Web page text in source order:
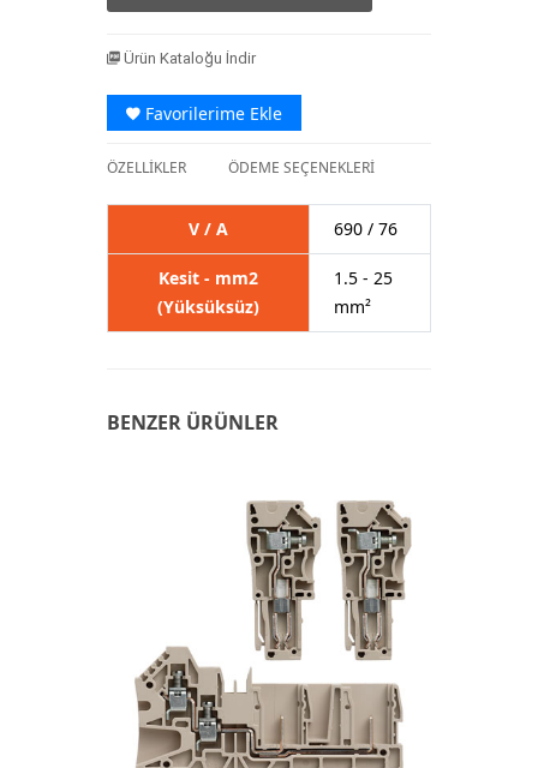
Ürün Kataloğu İndir
Favorilerime Ekle
ÖZELLİKLER ÖDEME SEÇENEKLERİ
V / A 690 / 76
Kesit - mm2
(Yüksüksüz)
1.5 - 25
mm²
BENZER ÜRÜNLER